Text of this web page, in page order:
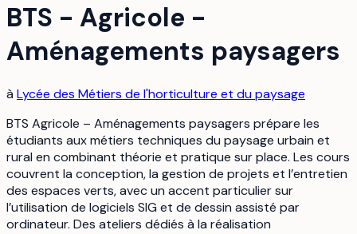
BTS - Agricole -
Aménagements paysagers
à Lycée des Métiers de l'horticulture et du paysage
BTS Agricole – Aménagements paysagers prépare les
étudiants aux métiers techniques du paysage urbain et
rural en combinant théorie et pratique sur place. Les cours
couvrent la conception, la gestion de projets et l’entretien
des espaces verts, avec un accent particulier sur
l’utilisation de logiciels SIG et de dessin assisté par
ordinateur. Des ateliers dédiés à la réalisation